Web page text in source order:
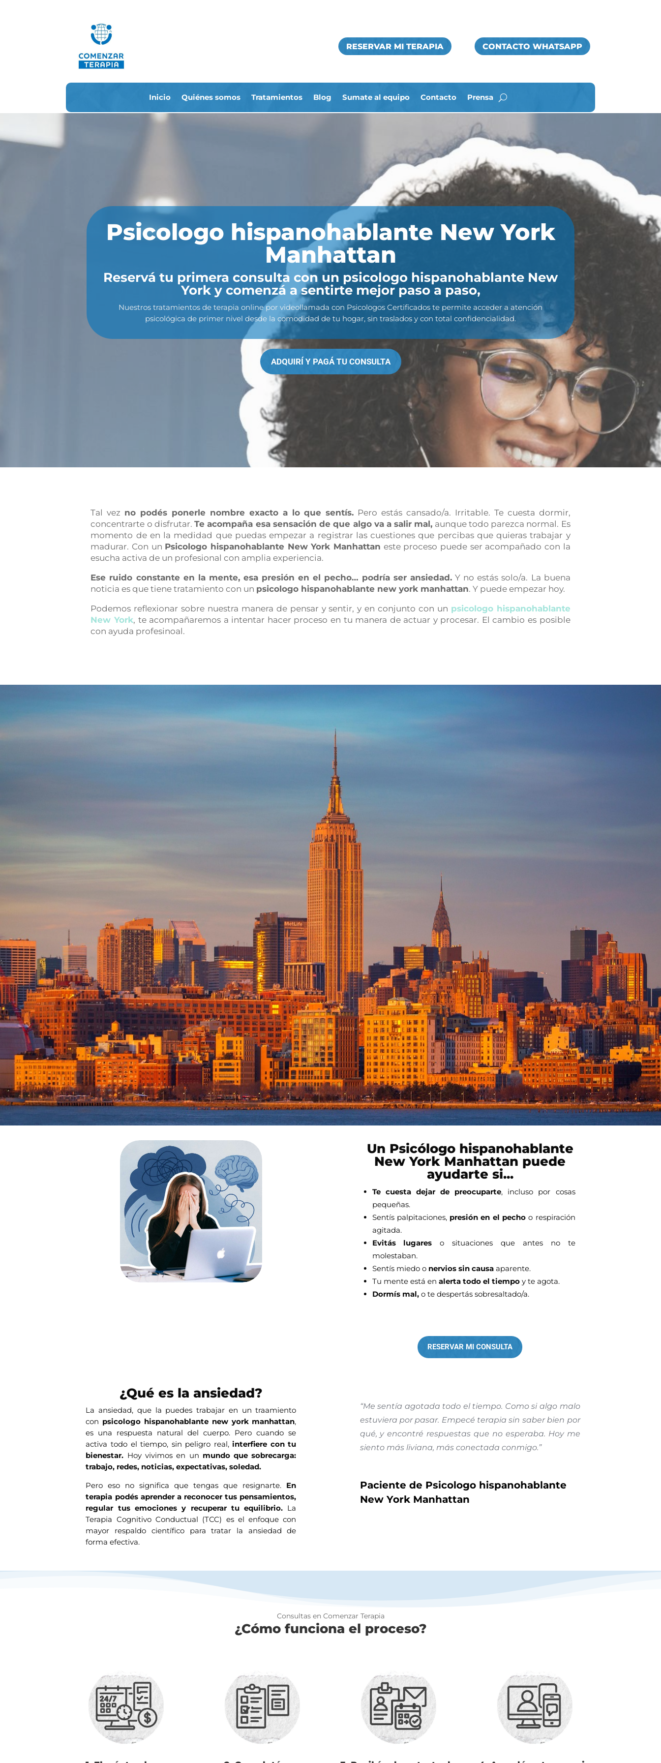
RESERVAR MI TERAPIA CONTACTO WHATSAPP
Inicio Quiénes somos Tratamientos Blog Sumate al equipo Contacto Prensa
Psicologo hispanohablante New York
Manhattan
Reservá tu primera consulta con un psicologo hispanohablante New
York y comenzá a sentirte mejor paso a paso,
Nuestros tratamientos de terapia online por videollamada con Psicologos Certificados te permite acceder a atención
psicológica de primer nivel desde la comodidad de tu hogar, sin traslados y con total confidencialidad.
ADQUIRÍ Y PAGÁ TU CONSULTA
Tal vez no podés ponerle nombre exacto a lo que sentís. Pero estás cansado/a. Irritable. Te cuesta dormir,
concentrarte o disfrutar.Te acompaña esa sensación de que algo va a salir mal, aunque todo parezca normal. Es
momento de en la medidad que puedas empezar a registrar las cuestiones que percibas que quieras trabajar y
madurar. Con un Psicologo hispanohablante New York Manhattan este proceso puede ser acompañado con la
esucha activa de un profesional con amplia experiencia.
Ese ruido constante en la mente, esa presión en el pecho… podría ser ansiedad. Y no estás solo/a. La buena
noticia es que tiene tratamiento con un psicologo hispanohablante new york manhattan. Y puede empezar hoy.
Podemos reflexionar sobre nuestra manera de pensar y sentir, y en conjunto con un psicologo hispanohablante
New York, te acompañaremos a intentar hacer proceso en tu manera de actuar y procesar. El cambio es posible
con ayuda profesinoal.
Un Psicólogo hispanohablante
New York Manhattan puede
ayudarte si...
Te cuesta dejar de preocuparte, incluso por cosas
pequeñas.
Sentís palpitaciones, presión en el pecho o respiración
agitada.
Evitás lugares o situaciones que antes no te
molestaban.
Sentís miedo o nervios sin causaaparente.
Tu mente está en alerta todo el tiempoy te agota.
Dormís mal,o te despertás sobresaltado/a.
RESERVAR MI CONSULTA
¿Qué es la ansiedad?
La ansiedad, que la puedes trabajar en un traamiento
con psicologo hispanohablante new york manhattan,
es una respuesta natural del cuerpo. Pero cuando se
activa todo el tiempo, sin peligro real,interfiere con tu
bienestar. Hoy vivimos en un mundo que sobrecarga:
trabajo, redes, noticias, expectativas, soledad.
Pero eso no significa que tengas que resignarte. En
terapia podés aprender a reconocer tus pensamientos,
regular tus emociones y recuperar tu equilibrio. La
Terapia Cognitivo Conductual (TCC) es el enfoque con
mayor respaldo científico para tratar la ansiedad de
forma efectiva.
“Me sentía agotada todo el tiempo. Como si algo malo
estuviera por pasar. Empecé terapia sin saber bien por
qué, y encontré respuestas que no esperaba. Hoy me
siento más liviana, más conectada conmigo.”
Paciente de Psicologo hispanohablante
New York Manhattan
Consultas en Comenzar Terapia
¿Cómo funciona el proceso?